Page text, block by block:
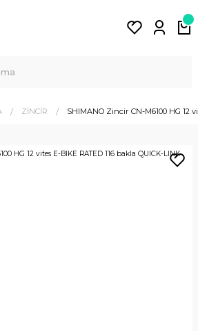
ZİNCİR SHIMANO Zincir CN-M6100 HG 12